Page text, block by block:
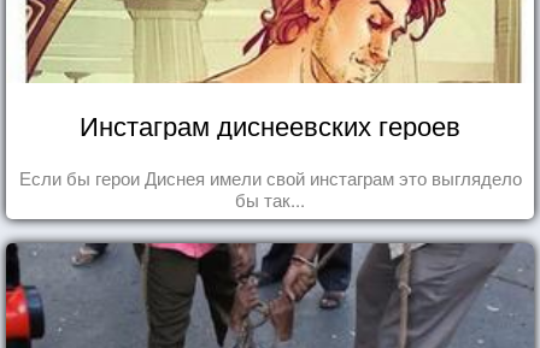
Инстаграм диснеевских героев
Если бы герои Диснея имели свой инстаграм это выглядело
бы так...